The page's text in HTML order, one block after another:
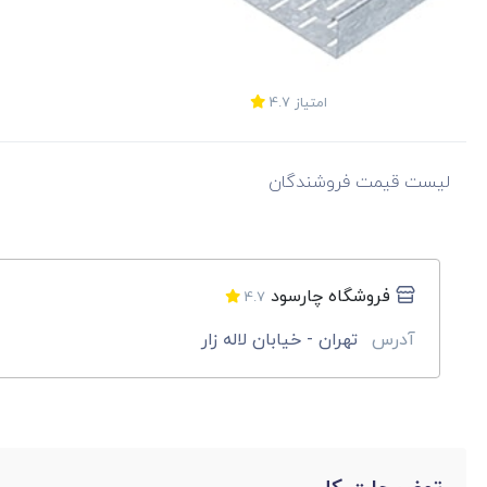
امتیاز 4.7
لیست قیمت فروشندگان
فروشگاه چارسود 4.7
آدرس تهران - خیابان لاله زار